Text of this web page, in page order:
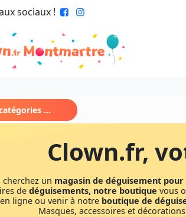
sociaux !
...
Clown.fr,
cherchez un magasin de déguisement
de déguisements, notre boutique vous
ligne ou venir à notre boutique de
Masques, accessoires et